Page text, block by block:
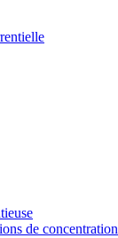
de concentration